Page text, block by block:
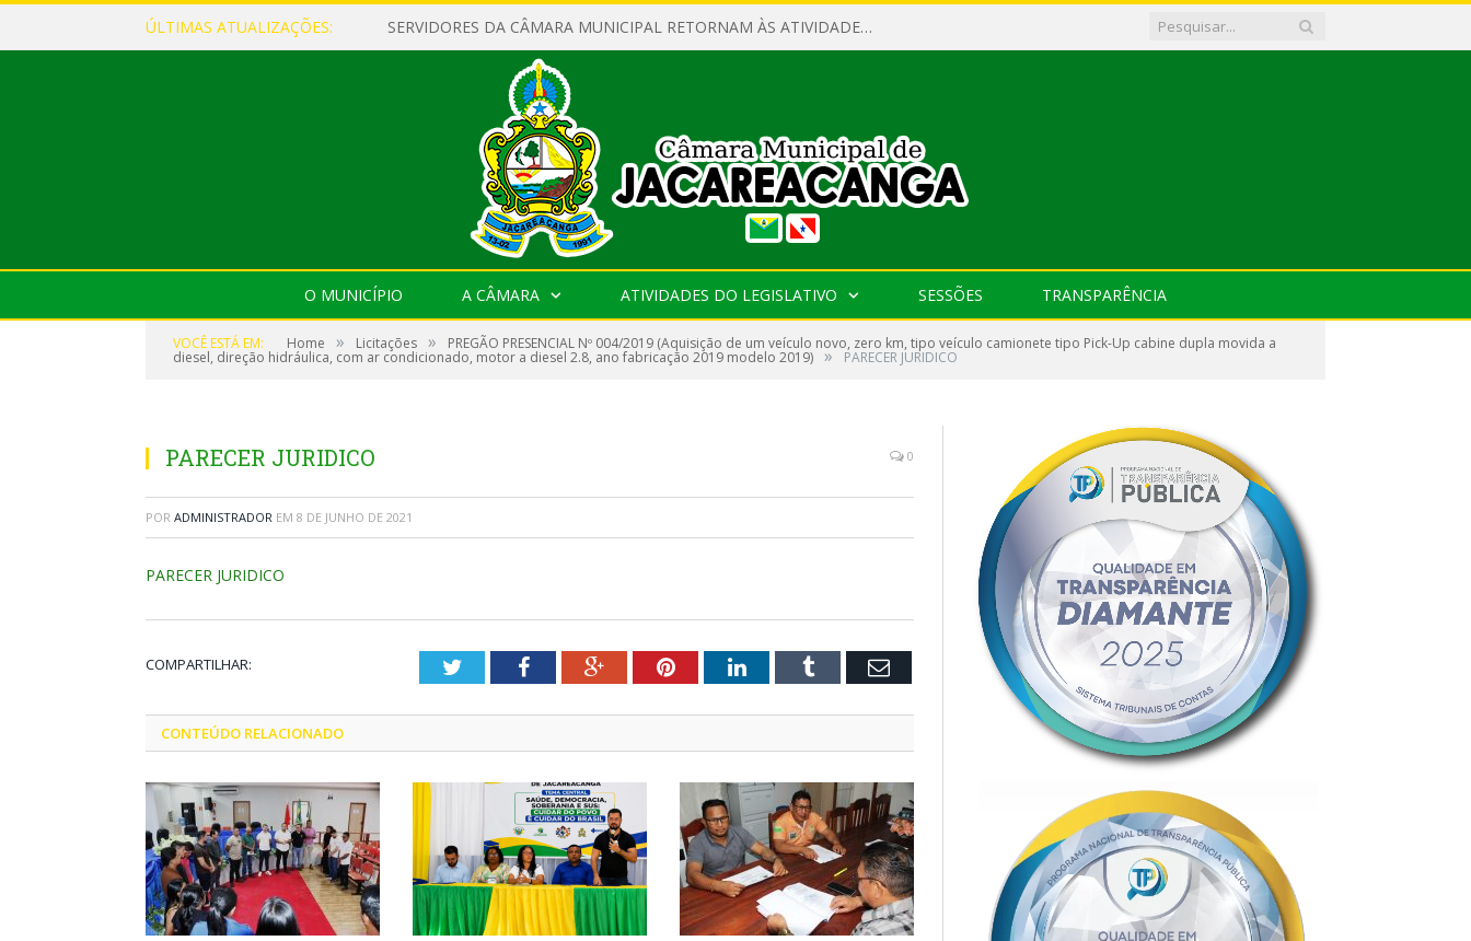
ÚLTIMAS ATUALIZAÇÕES: SERVIDORES DA CÂMARA MUNICIPAL RETORNAM ÀS ATIVIDADES APÓS O RECESSO PARLAMENTAR
O MUNICÍPIO A CÂMARA ATIVIDADES DO LEGISLATIVO SESSÕES TRANSPARÊNCIA
VOCÊ ESTÁ EM: Home » Licitações » PREGÃO PRESENCIAL Nº 004/2019 (Aquisição de um veículo novo, zero km, tipo veículo camionete tipo Pick-Up cabine dupla movida a
diesel, direção hidráulica, com ar condicionado, motor a diesel 2.8, ano fabricação 2019 modelo 2019) » PARECER JURIDICO
PARECER JURIDICO 0
POR ADMINISTRADOR EM 8 DE JUNHO DE 2021
PARECER JURIDICO
COMPARTILHAR: TwitterFacebookGoogle+PinterestLinkedInTumblr Email
CONTEÚDO RELACIONADO